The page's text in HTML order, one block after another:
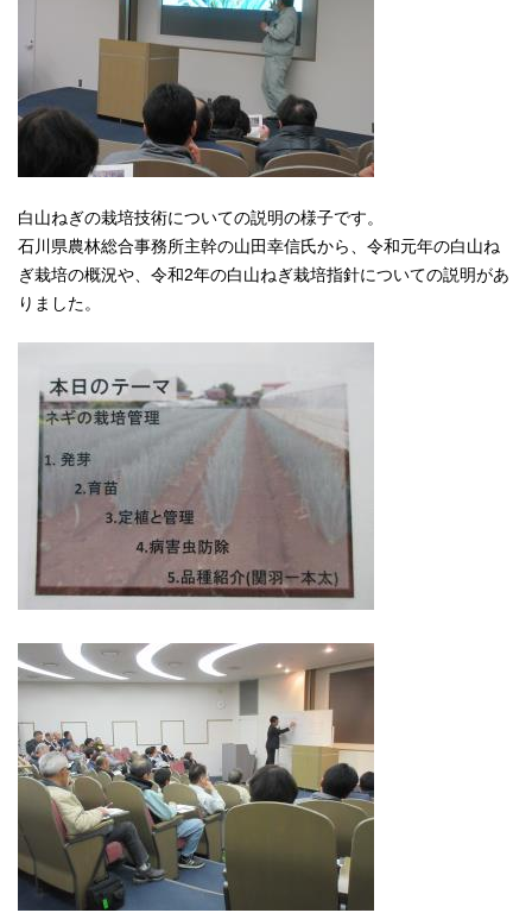
白山ねぎの栽培技術についての説明の様子です。
石川県農林総合事務所主幹の山田幸信氏から、令和元年の白山ね
ぎ栽培の概況や、令和2年の白山ねぎ栽培指針についての説明があ
りました。